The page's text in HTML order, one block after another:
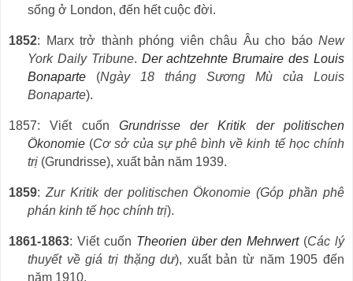
sống ở London, đến hết cuộc đời.
1852: Marx trở thành phóng viên châu Âu cho báo New
York Daily Tribune. Der achtzehnte Brumaire des Louis
Bonaparte (Ngày 18 tháng Sương Mù của Louis
Bonaparte).
1857: Viết cuốn Grundrisse der Kritik der politischen
Ökonomie (Cơ sở của sự phê bình về kinh tế học chính
trị (Grundrisse), xuất bản năm 1939.
1859: Zur Kritik der politischen Ökonomie (Góp phần phê
phán kinh tế học chính trị).
1861-1863: Viết cuốn Theorien über den Mehrwert (Các lý
thuyết về giá trị thặng dư), xuất bản từ năm 1905 đến
năm 1910.